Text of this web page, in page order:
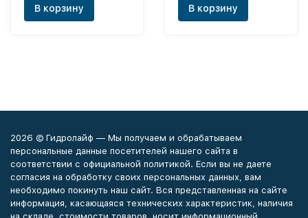
В корзину В корзину
2026 © Гидролайф — Мы получаем и обрабатываем
персональные данные посетителей нашего сайта в
соответствии с официальной политикой. Если вы не даете
согласия на обработку своих персональных данных, вам
необходимо покинуть наш сайт. Вся представленная на сайте
информация, касающаяся технических характеристик, наличия